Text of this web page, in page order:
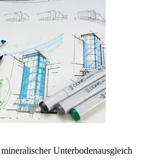
Unterbodenausgleich